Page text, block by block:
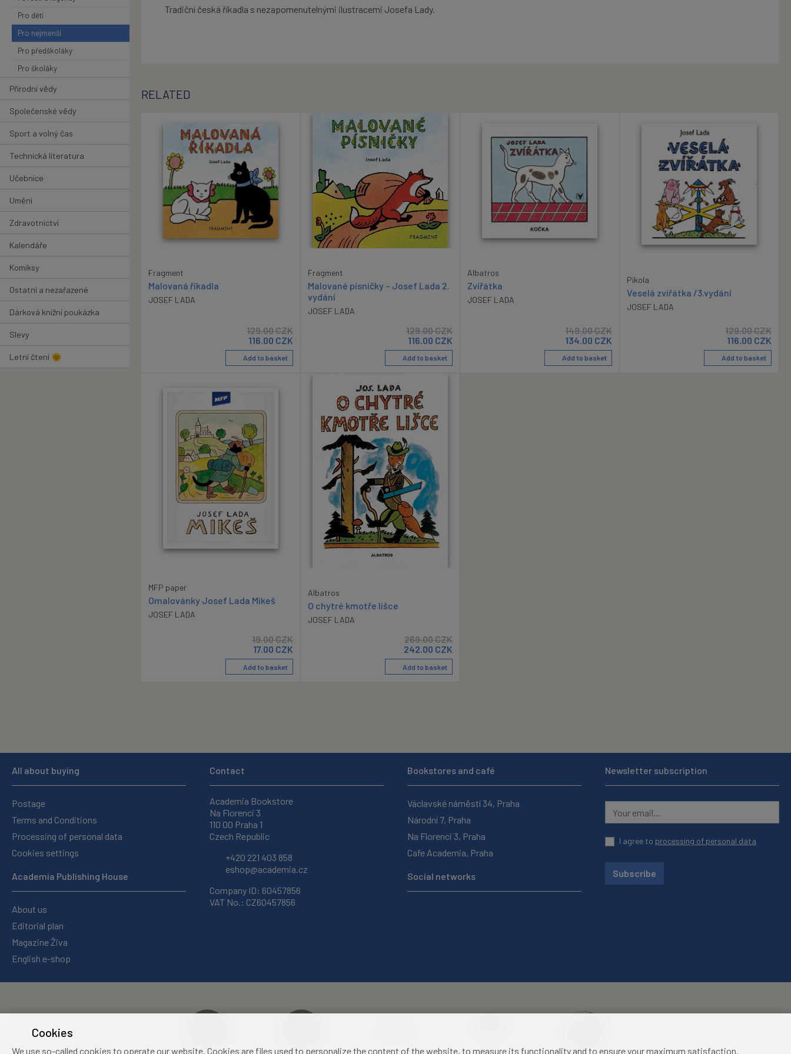
Pro děti
Pro nejmenší
Pro předškoláky
Pro školáky
Přírodní vědy
Společenské vědy
Sport a volný čas
Technická literatura
Učebnice
Umění
Zdravotnictví
Kalendáře
Komiksy
Ostatní a nezařazené
Dárková knižní poukázka
Slevy
Letní čtení 🌞
Tradiční česká říkadla s nezapomenutelnými ilustracemi Josefa Lady.
RELATED
Fragment
Malovaná říkadla
JOSEF LADA
129.00CZK
116.00 CZK
Add to basket
Fragment
Malované písničky – Josef Lada 2.
vydání
JOSEF LADA
129.00CZK
116.00 CZK
Add to basket
Albatros
Zvířátka
JOSEF LADA
149.00CZK
134.00 CZK
Add to basket
Pikola
Veselá zvířátka /3.vydání
JOSEF LADA
129.00CZK
116.00 CZK
Add to basket
MFP paper
Omalovánky Josef Lada Mikeš
JOSEF LADA
19.00CZK
17.00 CZK
Add to basket
Albatros
O chytré kmotře lišce
JOSEF LADA
269.00CZK
242.00 CZK
Add to basket
All about buying
Postage
Terms and Conditions
Processing of personal data
Cookies settings
Academia Publishing House
About us
Editorial plan
Magazine Živa
English e-shop
Contact
Academia Bookstore
Na Florenci 3
110 00 Praha 1
Czech Republic
+420 221 403 858
eshop@academia.cz
Company ID: 60457856
VAT No.: CZ60457856
Bookstores and café
Václavské náměstí 34, Praha
Národní 7, Praha
Na Florenci 3, Praha
Cafe Academia, Praha
Social networks
Newsletter subscription
I agree to processing of personal data
Subscribe
Cookies
We use so-called cookies to operate our website. Cookies are files used to personalize the content of the website, to measure its functionality and to ensure your maximum satisfaction.